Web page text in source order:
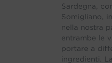
Sardegna,
Somigliano,
nella nostra
entrambe le
portare a
ingredienti.